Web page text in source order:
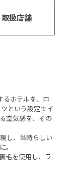
取扱店舗
るホテルを、ロ
という設定でイ
空気感を、その
し、当時らしい
。
毛を使用し、ラ